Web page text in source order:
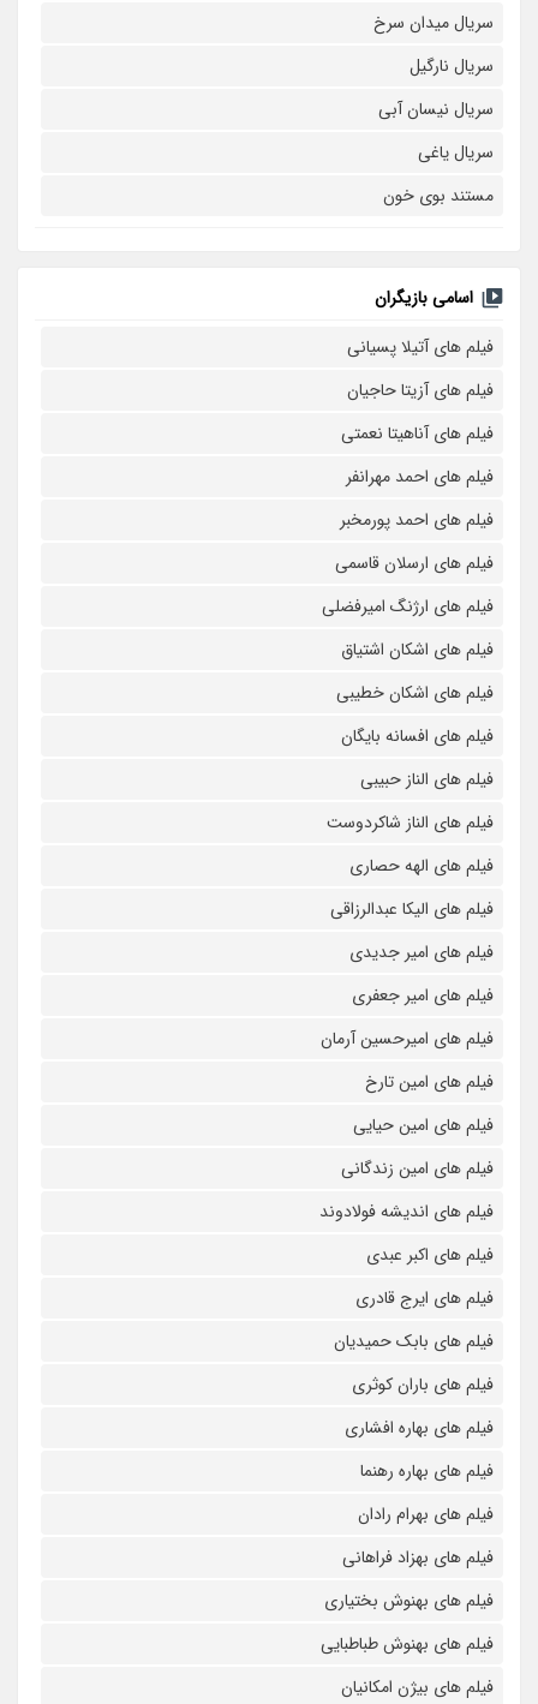
سریال میدان سرخ
سریال نارگیل
سریال نیسان آبی
سریال یاغی
مستند بوی خون
اسامی بازیگران
فیلم های آتیلا پسیانی
فیلم های آزیتا حاجیان
فیلم های آناهیتا نعمتی
فیلم های احمد مهرانفر
فیلم های احمد پورمخبر
فیلم های ارسلان قاسمی
فیلم های ارژنگ امیرفضلی
فیلم های اشکان اشتیاق
فیلم های اشکان خطیبی
فیلم های افسانه بایگان
فیلم های الناز حبیبی
فیلم های الناز شاکردوست
فیلم های الهه حصاری
فیلم های الیکا عبدالرزاقی
فیلم های امیر جدیدی
فیلم های امیر جعفری
فیلم های امیرحسین آرمان
فیلم های امین تارخ
فیلم های امین حیایی
فیلم های امین زندگانی
فیلم های اندیشه فولادوند
فیلم های اکبر عبدی
فیلم های ایرج قادری
فیلم های بابک حمیدیان
فیلم های باران کوثری
فیلم های بهاره افشاری
فیلم های بهاره رهنما
فیلم های بهرام رادان
فیلم های بهزاد فراهانی
فیلم های بهنوش بختیاری
فیلم های بهنوش طباطبایی
فیلم های بیژن امکانیان